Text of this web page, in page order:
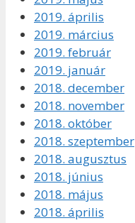
2019. április
2019. március
2019. február
2019. január
2018. december
2018. november
2018. október
2018. szeptember
2018. augusztus
2018. június
2018. május
2018. április